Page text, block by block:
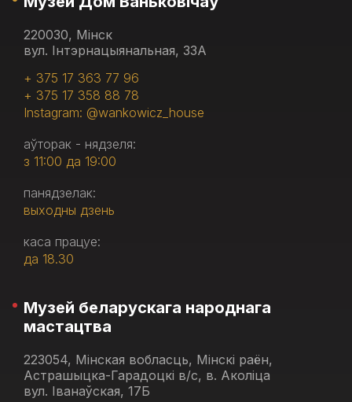
220030, Мінск
вул. Інтэрнацыянальная, 33А
+ 375 17 363 77 96
+ 375 17 358 88 78
Instagram: @wankowicz_house
аўторак - нядзеля:
з 11:00 да 19:00
панядзелак:
выходны дзень
каса працуе:
да 18.30
Музей беларускага народнага
мастацтва
223054, Мінская вобласць, Мінскі раён,
Астрашыцка-Гарадоцкі в/с, в. Аколіца
вул. Іванаўская, 17Б